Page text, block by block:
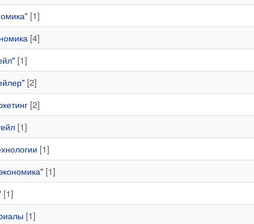
[1]
[4]
[1]
[2]
[2]
[1]
[1]
[1]
[1]
[1]